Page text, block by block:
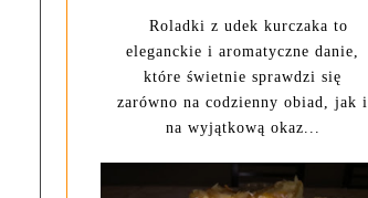
Roladki z udek kurczaka to
eleganckie i aromatyczne danie,
które świetnie sprawdzi się
zarówno na codzienny obiad, jak i
na wyjątkową okaz...